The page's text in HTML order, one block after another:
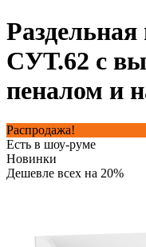
СУТ.62 с
пеналом и
Распродажа!
Есть в шоу-руме
Новинки
Дешевле всех на 20%